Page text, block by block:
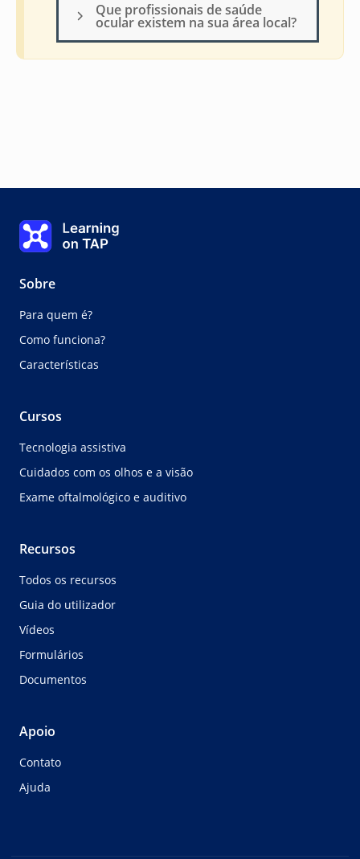
Que profissionais de saúde
ocular existem na sua área local?
0%
Quem precisa de AP de visão?
Lição:0 de 0
Learning on TAP Página inicial
Sobre
Para quem é?
Como funciona?
Características
Cursos
Tecnologia assistiva
Cuidados com os olhos e a visão
Exame oftalmológico e auditivo
Recursos
Todos os recursos
Guia do utilizador
Vídeos
Formulários
Documentos
Apoio
Contato
Ajuda